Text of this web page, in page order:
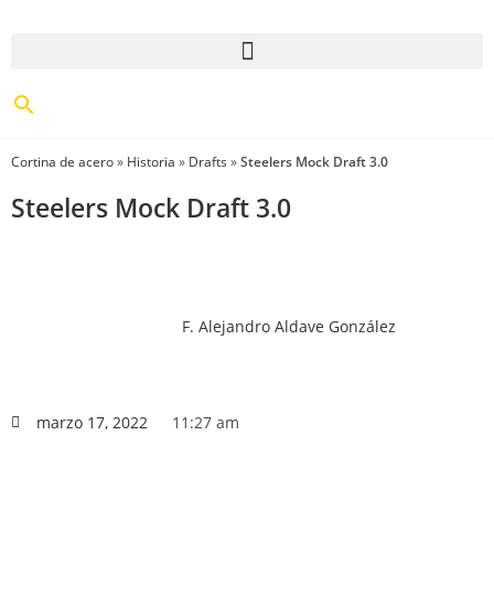
Cortina de acero» Historia » Drafts »Steelers Mock Draft 3.0
Steelers Mock Draft 3.0
F. Alejandro Aldave González
marzo 17, 2022 11:27 am